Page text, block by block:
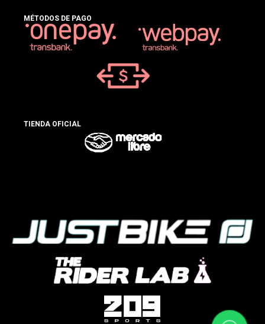
MÉTODOS DE PAGO
TIENDA OFICIAL